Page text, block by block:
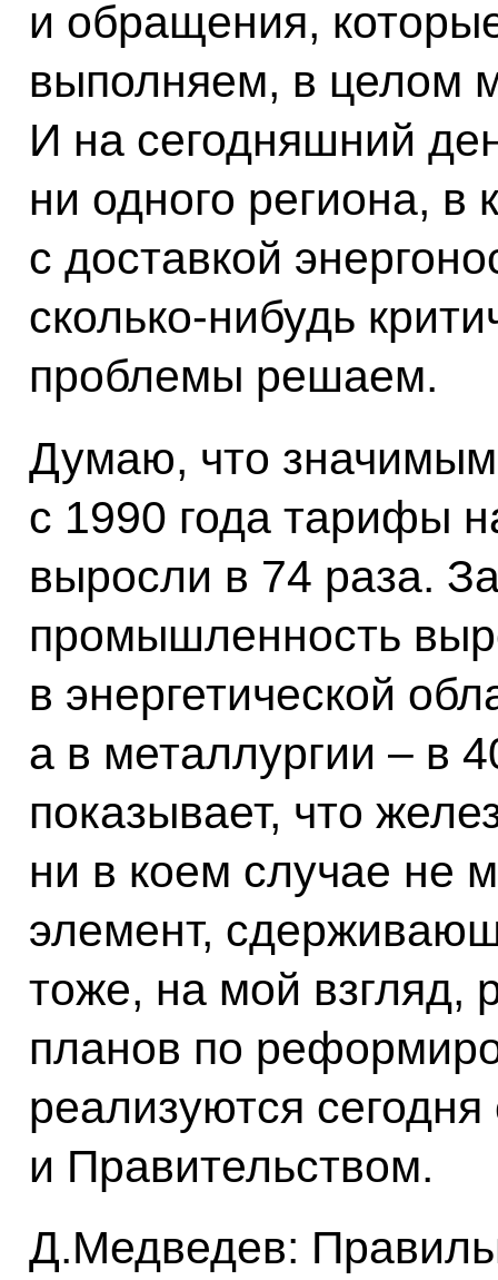
и обращения,
выполняем, в целом
И на сегодняшний
ни одного региона, в
с доставкой
сколько‑нибудь
проблемы решаем.
Думаю, что значимым
с 1990 года тарифы
выросли в 74 раза.
промышленность
в энергетической
а в металлургии – в
показывает, что
ни в коем случае не
элемент,
тоже, на мой взгляд,
планов по
реализуются
и Правительством.
Д.Медведев: